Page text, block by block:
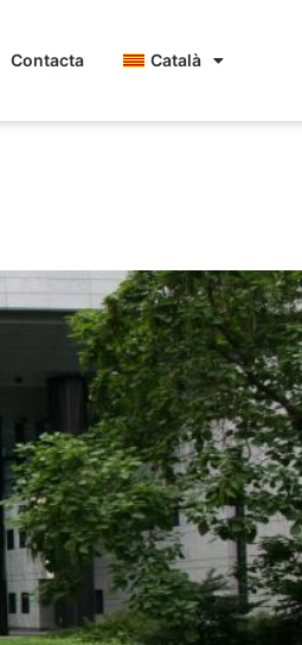
Contacta Català